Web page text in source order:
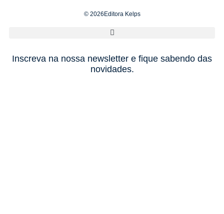
© 2026Editora Kelps
Inscreva na nossa newsletter e fique sabendo das
novidades.